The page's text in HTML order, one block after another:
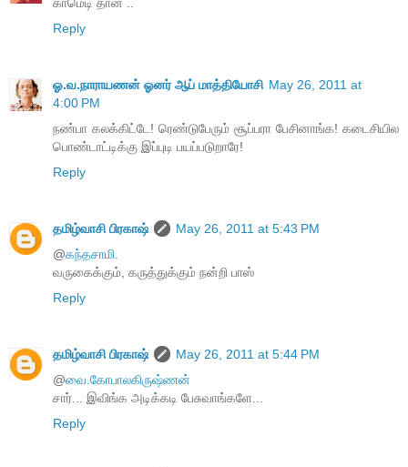
Reply
ஓ.வ.நாராயணன் ஓனர் ஆப் மாத்தியோசி May 26, 2011 at
4:00 PM
நண்பா கலக்கிட்டே! ரெண்டுபேரும் சூப்பரா பேசினாங்க! கடைசியில
பொண்டாட்டிக்கு இப்புடி பயப்படுறாரே!
Reply
தமிழ்வாசி பிரகாஷ்
May 26, 2011 at 5:43 PM
@கந்தசாமி.
வருகைக்கும், கருத்துக்கும் நன்றி பாஸ்
Reply
தமிழ்வாசி பிரகாஷ்
May 26, 2011 at 5:44 PM
@வை.கோபாலகிருஷ்ணன்
சார்... இவிங்க அடிக்கடி பேசுவாங்களே...
Reply